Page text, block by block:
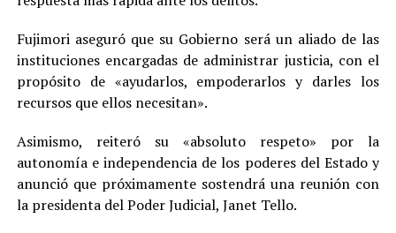
Fujimori aseguró que su Gobierno será un aliado de las
instituciones encargadas de administrar justicia, con el
propósito de «ayudarlos, empoderarlos y darles los
recursos que ellos necesitan».
Asimismo, reiteró su «absoluto respeto» por la
autonomía e independencia de los poderes del Estado y
anunció que próximamente sostendrá una reunión con
la presidenta del Poder Judicial, Janet Tello.